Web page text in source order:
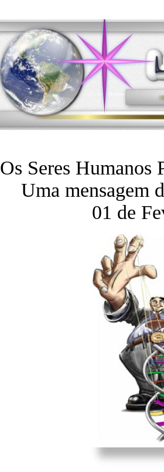
Os Seres Humanos
Uma mensagem
01 de